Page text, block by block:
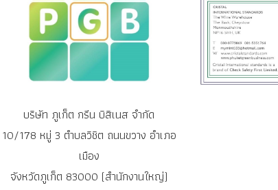
บริษัท ภูเก็ต กรีน บิสิเนส จำกัด
10/178 หมู่ 3 ตำบลวิชิต ถนนขวาง อำเภอ
เมือง
จังหวัดภูเก็ต 83000 (สำนักงานใหญ่)